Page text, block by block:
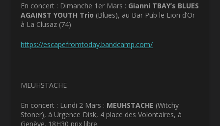
En concert : Dimanche 1 er Mars : Gianni TBAY’s BLUES
AGAINST YOUTH Trio (Blues), au Bar Pub le Lion d’Or
à La Clusaz (74)
https://escapefromtoday.bandcamp.com/
MEUHSTACHE
En concert : Lundi 2 Mars : MEUHSTACHE (Witchy
Stoner), à Urgence Disk, 4 place des Volontaires, à
Genève. 18H30 prix libre.